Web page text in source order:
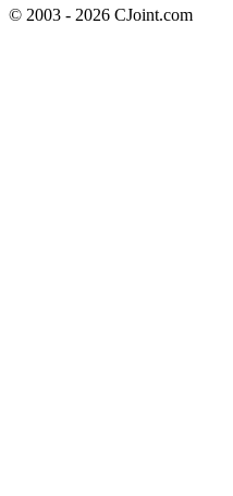
© 2003 - 2026 CJoint.com